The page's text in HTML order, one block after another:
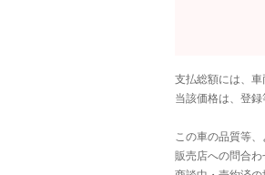
支払総額には、
当該価格は、登
この車の品質等
販売店への問合わ